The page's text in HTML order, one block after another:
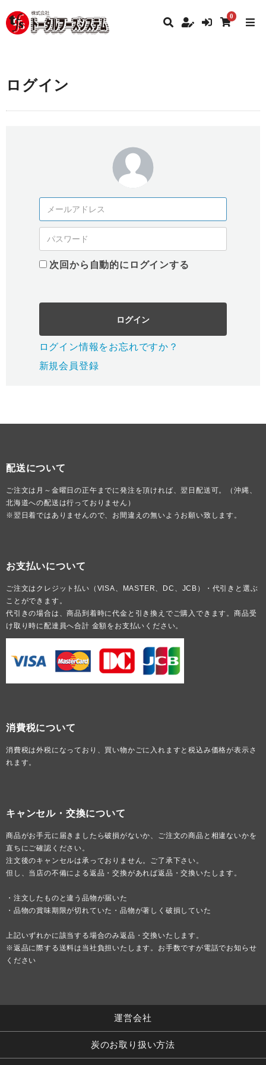
0
ログイン
次回から自動的にログインする
ログイン
ログイン情報をお忘れですか？
新規会員登録
配送について
ご注文は月～金曜日の正午までに発注を頂ければ、翌日配送可。（沖縄、
北海道への配送は行っておりません）
※翌日着ではありませんので、お間違えの無いようお願い致します。
お支払いについて
ご注文はクレジット払い（VISA、MASTER、DC、JCB）・代引きと選ぶ
ことができます。
代引きの場合は、商品到着時に代金と引き換えでご購入できます。商品受
け取り時に配達員へ合計 金額をお支払いください。
消費税について
消費税は外税になっており、買い物かごに入れますと税込み価格が表示さ
れます。
キャンセル・交換について
商品がお手元に届きましたら破損がないか、ご注文の商品と相違ないかを
直ちにご確認ください。
注文後のキャンセルは承っておりません。ご了承下さい。
但し、当店の不備による返品・交換があれば返品・交換いたします。
・注文したものと違う品物が届いた
・品物の賞味期限が切れていた・品物が著しく破損していた
上記いずれかに該当する場合のみ返品・交換いたします。
※返品に際する送料は当社負担いたします。お手数ですが電話でお知らせ
ください
運営会社
炭のお取り扱い方法